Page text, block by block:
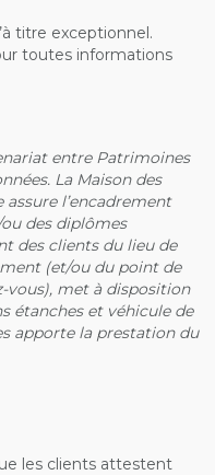
titre exceptionnel.
toutes informations
entre Patrimoines
La Maison des
assure l’encadrement
des diplômes
des clients du lieu de
(et/ou du point de
vous), met à disposition
étanches et véhicule de
apporte la prestation du
les clients attestent